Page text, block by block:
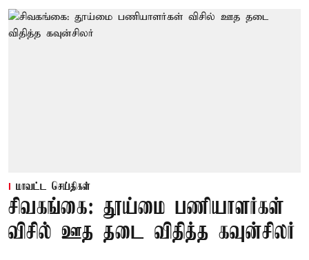
மாவட்ட செய்திகள்
சிவகங்கை: தூய்மை பணியாளர்கள்
விசில் ஊத தடை விதித்த கவுன்சிலர்